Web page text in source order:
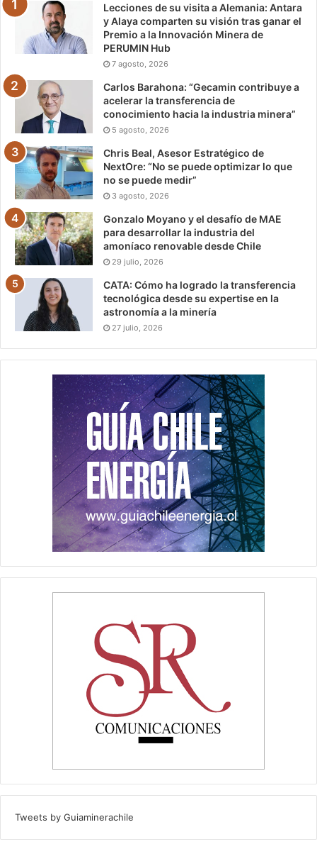
Lecciones de su visita a Alemania: Antara
y Alaya comparten su visión tras ganar el
Premio a la Innovación Minera de
PERUMIN Hub
7 agosto, 2026
Carlos Barahona: “Gecamin contribuye a
acelerar la transferencia de
conocimiento hacia la industria minera”
5 agosto, 2026
Chris Beal, Asesor Estratégico de
NextOre: “No se puede optimizar lo que
no se puede medir”
3 agosto, 2026
Gonzalo Moyano y el desafío de MAE
para desarrollar la industria del
amoníaco renovable desde Chile
29 julio, 2026
CATA: Cómo ha logrado la transferencia
tecnológica desde su expertise en la
astronomía a la minería
27 julio, 2026
Tweets by Guiaminerachile